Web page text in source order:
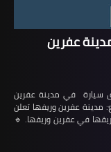
عفرين
في مدينة عفرين
عفرين وريفها تعلن
في عفرين وريفها. 🔹